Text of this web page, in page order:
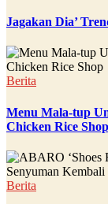
Jagakan Dia’
Berita
Menu Mala-tup
Chicken Rice Shop
Berita